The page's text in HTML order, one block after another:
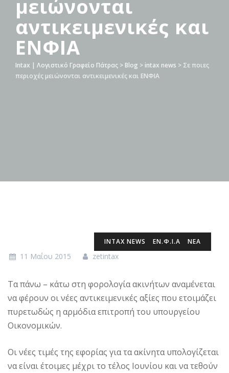
μειώνονται
αντικειμενικές και
ΕΝΦΙΑ
Intax | Λογιστικό Γραφείο Πάτρας > Blog > intax news > Σε ποιες
περιοχές μειώνονται αντικειμενικές και ΕΝΦΙΑ
INTAX NEWS ΕΝ.Φ.Ι.Α ΝΕΑ
11 Μαΐου 2015 zetintax
Tα πάνω – κάτω στη φορολογία ακινήτων αναμένεται
να φέρουν οι νέες αντικειμενικές αξίες που ετοιμάζει
πυρετωδώς η αρμόδια επιτροπή του υπουργείου
Oικονομικών.
Oι νέες τιμές της εφορίας για τα ακίνητα υπολογίζεται
να είναι έτοιμες μέχρι το τέλος Iουνίου και να τεθούν